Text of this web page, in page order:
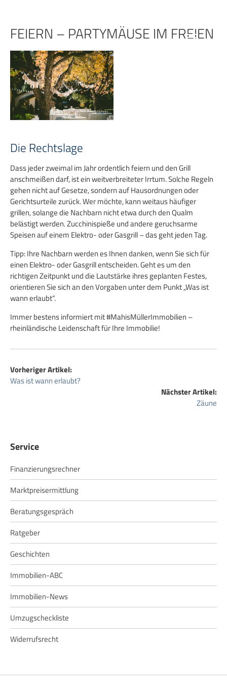
springen
FEIERN – PARTYMÄUSE IM FREIEN
Die Rechtslage
Dass jeder zweimal im Jahr ordentlich feiern und den Grill
anschmeißen darf, ist ein weitverbreiteter Irrtum. Solche Regeln
gehen nicht auf Gesetze, sondern auf Hausordnungen oder
Gerichtsurteile zurück. Wer möchte, kann weitaus häufiger
grillen, solange die Nachbarn nicht etwa durch den Qualm
belästigt werden. Zucchinispieße und andere geruchsarme
Speisen auf einem Elektro- oder Gasgrill – das geht jeden Tag.
Tipp: Ihre Nachbarn werden es Ihnen danken, wenn Sie sich für
einen Elektro- oder Gasgrill entscheiden. Geht es um den
richtigen Zeitpunkt und die Lautstärke ihres geplanten Festes,
orientieren Sie sich an den Vorgaben unter dem Punkt „Was ist
wann erlaubt“.
Immer bestens informiert mit #MahisMüllerImmobilien –
rheinländische Leidenschaft für Ihre Immobilie!
Vorheriger Artikel:
Was ist wann erlaubt?
Nächster Artikel:
Zäune
Service
Finanzierungsrechner
Marktpreisermittlung
Beratungsgespräch
Ratgeber
Geschichten
Immobilien-ABC
Immobilien-News
Umzugscheckliste
Widerrufsrecht